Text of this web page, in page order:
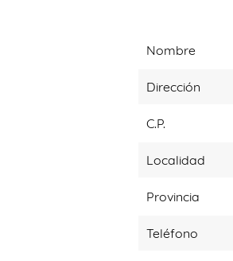
Nombre
Dirección
C.P.
Localidad
Provincia
Teléfono